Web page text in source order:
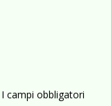
I campi obbligatori